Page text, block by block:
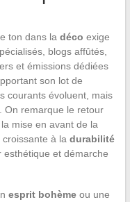
ton dans la déco exige
blogs affûtés,
et émissions dédiées
son lot de
courants évoluent, mais
On remarque le retour
mise en avant de la
à la durabilité
esthétique et démarche
esprit bohèmeou une